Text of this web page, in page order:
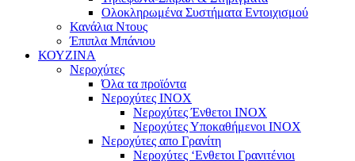
Ολοκληρωμένα Συστήματα Εντοιχισμού
Κανάλια Ντους
Έπιπλα Μπάνιου
ΚΟΥΖΙΝΑ
Νεροχύτες
Όλα τα προϊόντα
Νεροχύτες ΙΝΟΧ
Νεροχύτες Ένθετοι INOX
Νεροχύτες Υποκαθήμενοι INOX
Νεροχύτες απο Γρανίτη
Νεροχύτες ‘Ενθετοι Γρανιτένιοι